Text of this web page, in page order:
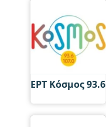
ΕΡΤ Κόσμος 93.6